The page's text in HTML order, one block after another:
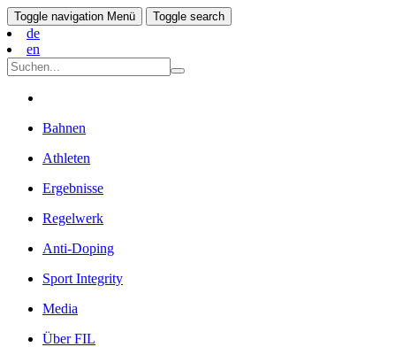
Toggle navigation Menü Toggle search
de
en
Bahnen
Athleten
Ergebnisse
Regelwerk
Anti-Doping
Sport Integrity
Media
Über FIL